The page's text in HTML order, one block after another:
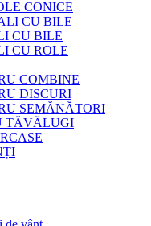
CONICE
CU BILE
CU BILE
CU ROLE
COMBINE
DISCURI
SEMĂNĂTORI
TĂVĂLUGI